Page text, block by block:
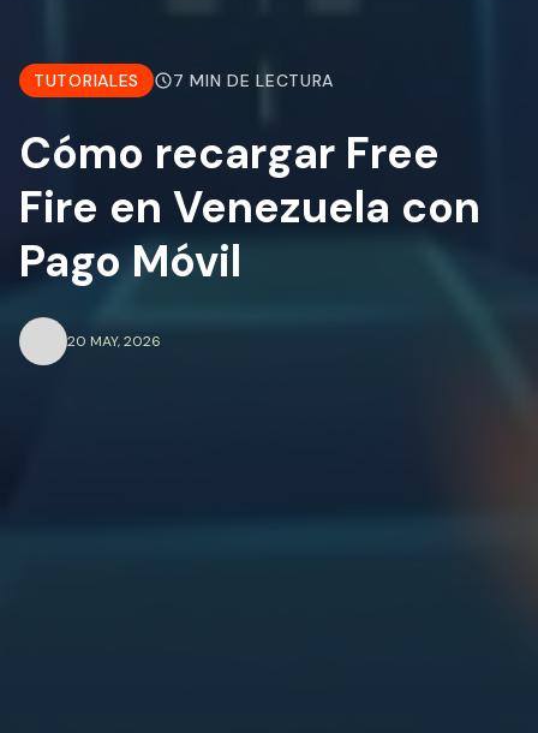
TUTORIALES 7 MIN DE LECTURA
Cómo recargar Free
Fire en Venezuela con
Pago Móvil
20 MAY, 2026